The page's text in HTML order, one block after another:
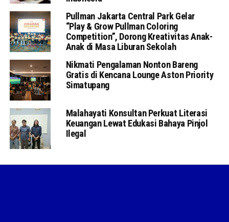
Pullman Jakarta Central Park Gelar
“Play & Grow Pullman Coloring
Competition”, Dorong Kreativitas Anak-
Anak di Masa Liburan Sekolah
Nikmati Pengalaman Nonton Bareng
Gratis di Kencana Lounge Aston Priority
Simatupang
Malahayati Konsultan Perkuat Literasi
Keuangan Lewat Edukasi Bahaya Pinjol
Ilegal